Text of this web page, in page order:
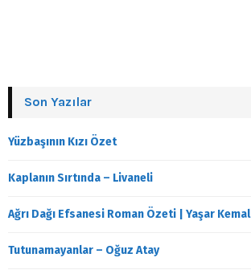
Son Yazılar
Yüzbaşının Kızı Özet
Kaplanın Sırtında – Livaneli
Ağrı Dağı Efsanesi Roman Özeti | Yaşar Kemal
Tutunamayanlar – Oğuz Atay